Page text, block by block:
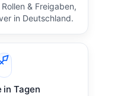
& Freigaben,
in Deutschland.
in Tagen